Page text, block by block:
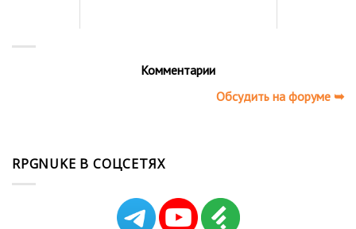
Комментарии
Обсудить на форуме ➥
RPGNUKE В СОЦСЕТЯХ